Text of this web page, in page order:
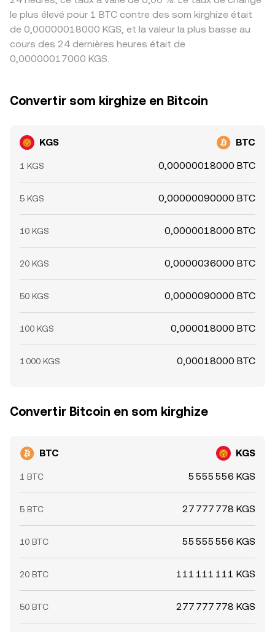
le plus élevé pour 1 BTC contre des som kirghize était
de 0,00000018000 KGS, et la valeur la plus basse au
cours des 24 dernières heures était de
0,00000017000 KGS.
Convertir som kirghize en Bitcoin
KGS BTC
1 KGS 0,00000018000 BTC
5 KGS 0,00000090000 BTC
10 KGS 0,0000018000 BTC
20 KGS 0,0000036000 BTC
50 KGS 0,0000090000 BTC
100 KGS 0,000018000 BTC
1 000 KGS 0,00018000 BTC
Convertir Bitcoin en som kirghize
BTC KGS
1 BTC 5 555 556 KGS
5 BTC 27 777 778 KGS
10 BTC 55 555 556 KGS
20 BTC 111 111 111 KGS
50 BTC 277 777 778 KGS